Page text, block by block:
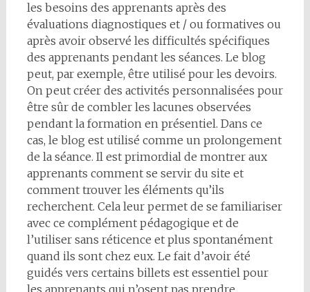
les besoins des apprenants après des
évaluations diagnostiques et / ou formatives ou
après avoir observé les difficultés spécifiques
des apprenants pendant les séances. Le blog
peut, par exemple, être utilisé pour les devoirs.
On peut créer des activités personnalisées pour
être sûr de combler les lacunes observées
pendant la formation en présentiel. Dans ce
cas, le blog est utilisé comme un prolongement
de la séance. Il est primordial de montrer aux
apprenants comment se servir du site et
comment trouver les éléments qu’ils
recherchent. Cela leur permet de se familiariser
avec ce complément pédagogique et de
l’utiliser sans réticence et plus spontanément
quand ils sont chez eux. Le fait d’avoir été
guidés vers certains billets est essentiel pour
les apprenants qui n’osent pas prendre